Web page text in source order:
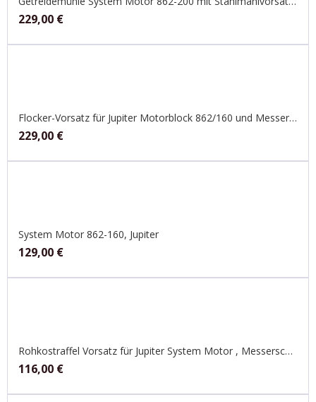
229,00 €
Flocker-Vorsatz für Jupiter Motorblock 862/160 und Messerschmidt Handset
229,00 €
System Motor 862-160, Jupiter
129,00 €
Rohkostraffel Vorsatz für Jupiter System Motor , Messerschmidt Handset
116,00 €